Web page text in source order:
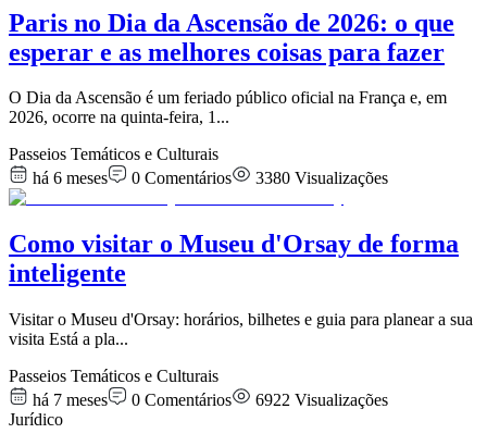
Paris no Dia da Ascensão de 2026: o que
esperar e as melhores coisas para fazer
O Dia da Ascensão é um feriado público oficial na França e, em
2026, ocorre na quinta-feira, 1...
Passeios Temáticos e Culturais
há 6 meses
0 Comentários 3380 Visualizações
Como visitar o Museu d'Orsay de forma
inteligente
Visitar o Museu d'Orsay: horários, bilhetes e guia para planear a sua
visita Está a pla...
Passeios Temáticos e Culturais
há 7 meses
0 Comentários 6922 Visualizações
Jurídico